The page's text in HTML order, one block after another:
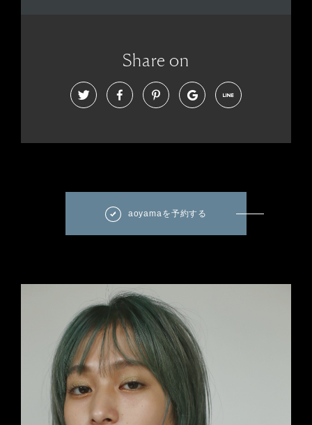
Share on
aoyamaを予約する